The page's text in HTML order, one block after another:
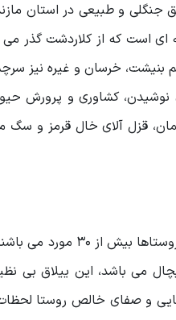
جنگلی و طبیعی در استان
است که از کلاردشت گذر می
بنیشت، خرسان و غیره نیز
کشاوری و پرورش
قزل آلای خال قرمز و سگ
در اطراف کلاردشت روستاهای بسیاری وجود دارد که هرکدام از آن ها زیبایی به خصوصی دارد، این
می باشد، این ییلاق بی
روستایی و صفای خالص روستا